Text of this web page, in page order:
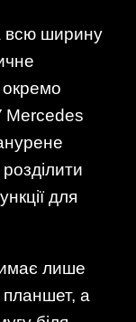
всю ширину
окремо
Mercedes
для
лише
планшет, а